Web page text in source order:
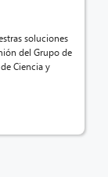
soluciones
del Grupo de
Ciencia y